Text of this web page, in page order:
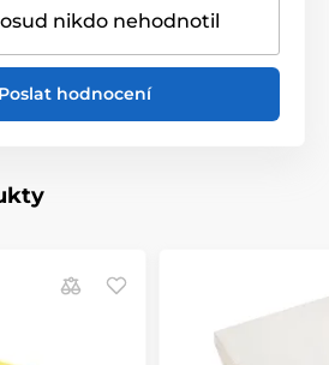
nikdo nehodnotil
Poslat hodnocení